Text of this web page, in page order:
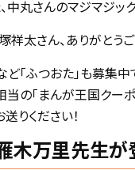
中丸さんのマジマジ
祥太さん、ありがとう
「ふつおた」も募集中で
「まんが王国クーポ
りください！
木万里先生が